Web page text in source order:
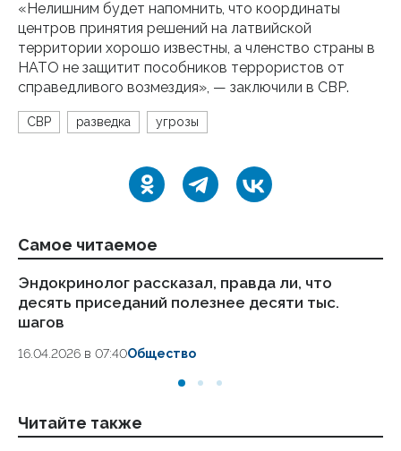
«Нелишним будет напомнить, что координаты
центров принятия решений на латвийской
территории хорошо известны, а членство страны в
НАТО не защитит пособников террористов от
справедливого возмездия», — заключили в СВР.
СВР разведка угрозы
Самое читаемое
Эндокринолог рассказал, правда ли, что
десять приседаний полезнее десяти тыс.
шагов
16.04.2026 в 07:40Общество
Читайте также